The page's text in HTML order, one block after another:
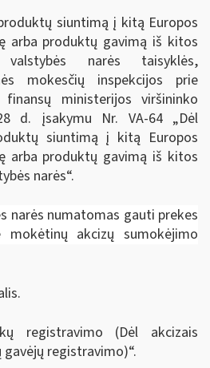
siuntimą į kitą Europos
arba produktų gavimą iš kitos
valstybės narės taisyklės,
mokesčių inspekcijos prie
finansų ministerijos viršininko
d. įsakymu Nr. VA-64 „Dėl
siuntimą į kitą Europos
arba produktų gavimą iš kitos
narės“.
narės numatomas gauti prekes
mokėtinų akcizų sumokėjimo
registravimo (Dėl akcizais
registravimo)“.